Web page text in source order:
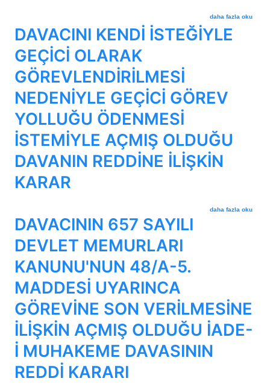
DAVACININ DAVA
daha fazla oku
DAVACINI KENDİ İSTEĞİYLE
GEÇİCİ OLARAK
GÖREVLENDİRİLMESİ
NEDENİYLE GEÇİCİ GÖREV
YOLLUĞU ÖDENMESİ
İSTEMİYLE AÇMIŞ OLDUĞU
DAVANIN REDDİNE İLİŞKİN
KARAR
DAVACINI KENDİ
daha fazla oku
DAVACININ 657 SAYILI
DEVLET MEMURLARI
KANUNU'NUN 48/A-5.
MADDESİ UYARINCA
GÖREVİNE SON VERİLMESİNE
İLİŞKİN AÇMIŞ OLDUĞU İADE-
İ MUHAKEME DAVASININ
REDDİ KARARI